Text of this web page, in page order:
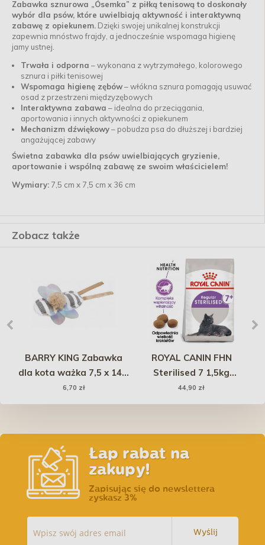
Zabawka sznurowa „Ósemka” z piłką tenisową to doskonały
wybór dla psów, które uwielbiają aktywność i interaktywną
zabawę z opiekunem. Dzięki swojej unikalnej konstrukcji
zapewnia mnóstwo frajdy, a jednocześnie wspomaga higienę
jamy ustnej.
Trwała i odporna – wykonana z wytrzymałego, kolorowego
sznura i piłki tenisowej
Wspomaga higienę zębów– włókna sznura pomagają usuwać
osad z przestrzeni międzyzębowych
Interaktywna zabawa – idealna do przeciągania,
aportowania i innych aktywności z opiekunem
Mechanizm dźwiękowy– pobudza psa do dłuższej i bardziej
angażującej zabawy
Świetna zabawka dla psów uwielbiających gryzienie,
aportowanie i wspólną zabawę ze swoim właścicielem!
Wymiary: 7,5 cm x 7,5 cm x 36 cm
Zobacz także
BARRY KING Zabawka
dla kota ważka 7,5 x 14,5
cm
6,70 zł
ROYAL CANIN FHN
Sterilised 7 1,5kg
PROMO Uszkodzenie
ubytek
44,90 zł
Łap rabat na
zakupy!
Zapisując się do newslettera
zyskasz 3%
Wyślij